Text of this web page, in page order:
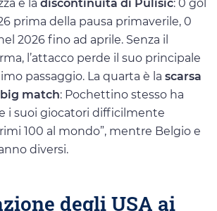
è la discontinuità di Pulisic: 0 gol
prima della pausa primaverile, 0
2026 fino ad aprile. Senza il
l’attacco perde il suo principale
passaggio. La quarta è la scarsa
match: Pochettino stesso ha
i suoi giocatori difficilmente
100 al mondo”, mentre Belgio e
diversi.
degli USA ai